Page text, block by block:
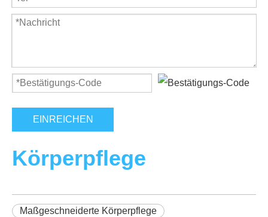
EINREICHEN
Körperpflege
Maßgeschneiderte Körperpflege